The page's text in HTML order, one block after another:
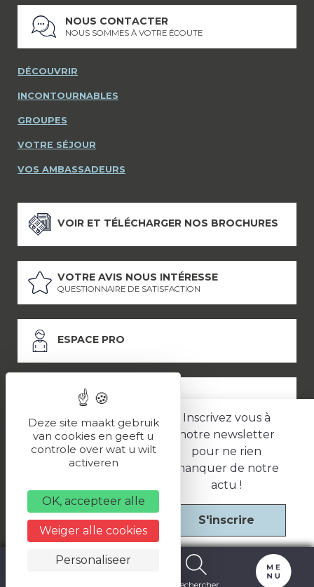
Rechercher
Inscrivez vous à
notre newsletter
pour ne rien
manquer de notre
actu !
S'inscrire
NOUS CONTACTER
NOUS SOMMES À VOTRE ÉCOUTE
DÉCOUVRIR
INCONTOURNABLES
GROUPES
VOTRE SÉJOUR
VOS AMBASSADEURS
VOIR ET TÉLÉCHARGER NOS BROCHURES
VOTRE AVIS NOUS INTÉRESSE
QUESTIONNAIRE DE SATISFACTION
ESPACE PRO
ESPACE PRESSE
LES PARTENAIRES
Politique de confidentialité
Une réalisation
Deze site maakt gebruik
van cookies en geeft u
controle over wat u wilt
activeren
OK, accepteer alle
Weiger alle cookies
Personaliseer